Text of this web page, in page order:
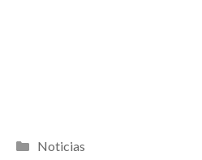
Categorías
Noticias